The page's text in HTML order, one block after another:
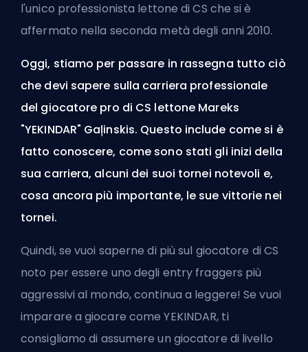
l'unico professionista lettone di CS che si è
affermato nella seconda metà degli anni 2010.
Oggi, stiamo per passare in rassegna tutto ciò
che devi sapere sulla carriera professionale
del giocatore pro di CS lettone Mareks
"YEKINDAR" Gaļinskis. Questo include come si è
fatto conoscere, come sono stati gli inizi della
sua carriera, alcuni dei suoi tornei notevoli e,
cosa ancora più importante, le sue vittorie nei
tornei.
Quindi, se vuoi saperne di più sul giocatore di CS
noto per essere uno degli entry fraggers più
aggressivi al mondo, continua a leggere! Se vuoi
imparare a giocare come YEKINDAR, ti
consigliamo di assumere un giocatore di livello